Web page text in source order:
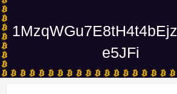
e5JFi